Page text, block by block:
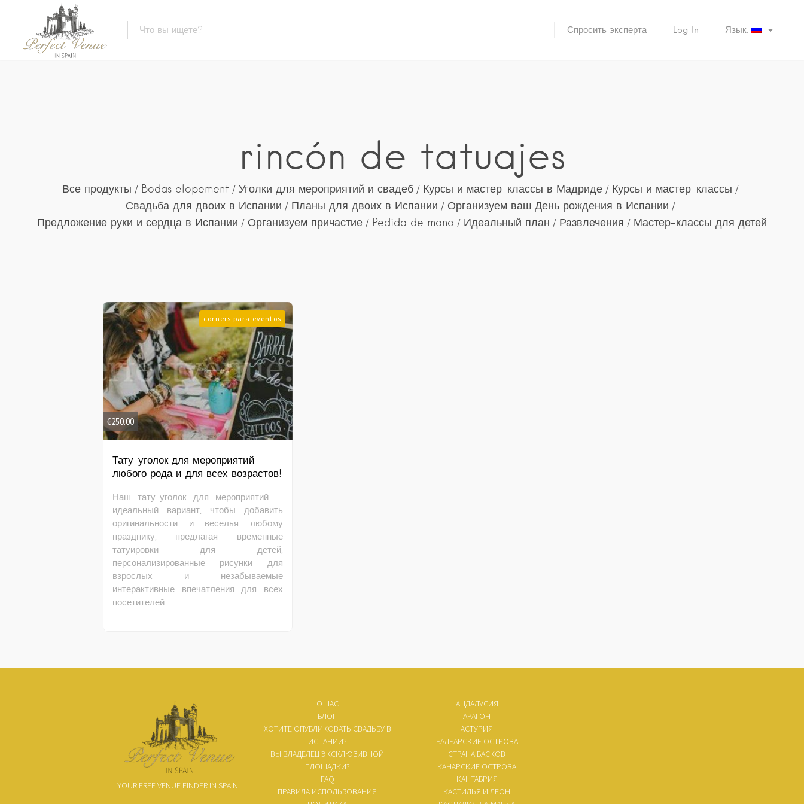
Спросить эксперта Log In Язык:
rincón de tatuajes
Все продукты Bodas elopement Уголки для мероприятий и свадеб Курсы и мастер-классы в Мадриде
Курсы и мастер-классы
Свадьба для двоих в Испании
Планы для двоих в Испании
Организуем ваш День рождения в Испании
Предложение руки и сердца в Испании
Организуем причастие Pedida de mano Идеальный план Развлечения Мастер-классы для детей
€250.00
corners para eventos
Тату-уголок для мероприятий
любого рода и для всех возрастов!
Наш тату-уголок для мероприятий —
идеальный вариант, чтобы добавить
оригинальности и веселья любому
празднику, предлагая временные
татуировки для детей,
персонализированные рисунки для
взрослых и незабываемые
интерактивные впечатления для всех
посетителей.
YOUR FREE VENUE FINDER IN SPAIN
О НАС
БЛОГ
ХОТИТЕ ОПУБЛИКОВАТЬ СВАДЬБУ В
ИСПАНИИ?
ВЫ ВЛАДЕЛЕЦ ЭКСКЛЮЗИВНОЙ
ПЛОЩАДКИ?
FAQ
ПРАВИЛА ИСПОЛЬЗОВАНИЯ
АНДАЛУСИЯ
АРАГОН
АСТУРИЯ
БАЛЕАРСКИЕ ОСТРОВА
СТРАНА БАСКОВ
КАНАРСКИЕ ОСТРОВА
КАНТАБРИЯ
КАСТИЛЬЯ И ЛЕОН